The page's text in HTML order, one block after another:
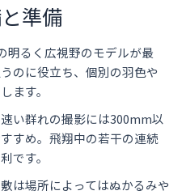
準備
明るく広視野のモデルが最
のに役立ち、個別の羽色や
ます。
い群れの撮影には300mm以
すめ。飛翔中の若干の連続
です。
は場所によってはぬかるみや